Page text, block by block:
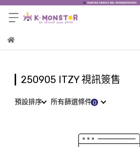
250905 ITZY 視訊簽售
預設排序 所有篩選條件